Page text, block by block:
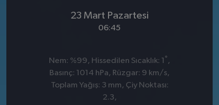
23 Mart Pazartesi
06:45
Nem: %99, Hissedilen Sıcaklık: 1 ° ,
Basınç: 1014 hPa, Rüzgar: 9 km/s,
Toplam Yağış: 3 mm, Çiy Noktası:
2.3,